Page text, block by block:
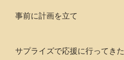
事前に計画を立て
サプライズで応援に行ってきた